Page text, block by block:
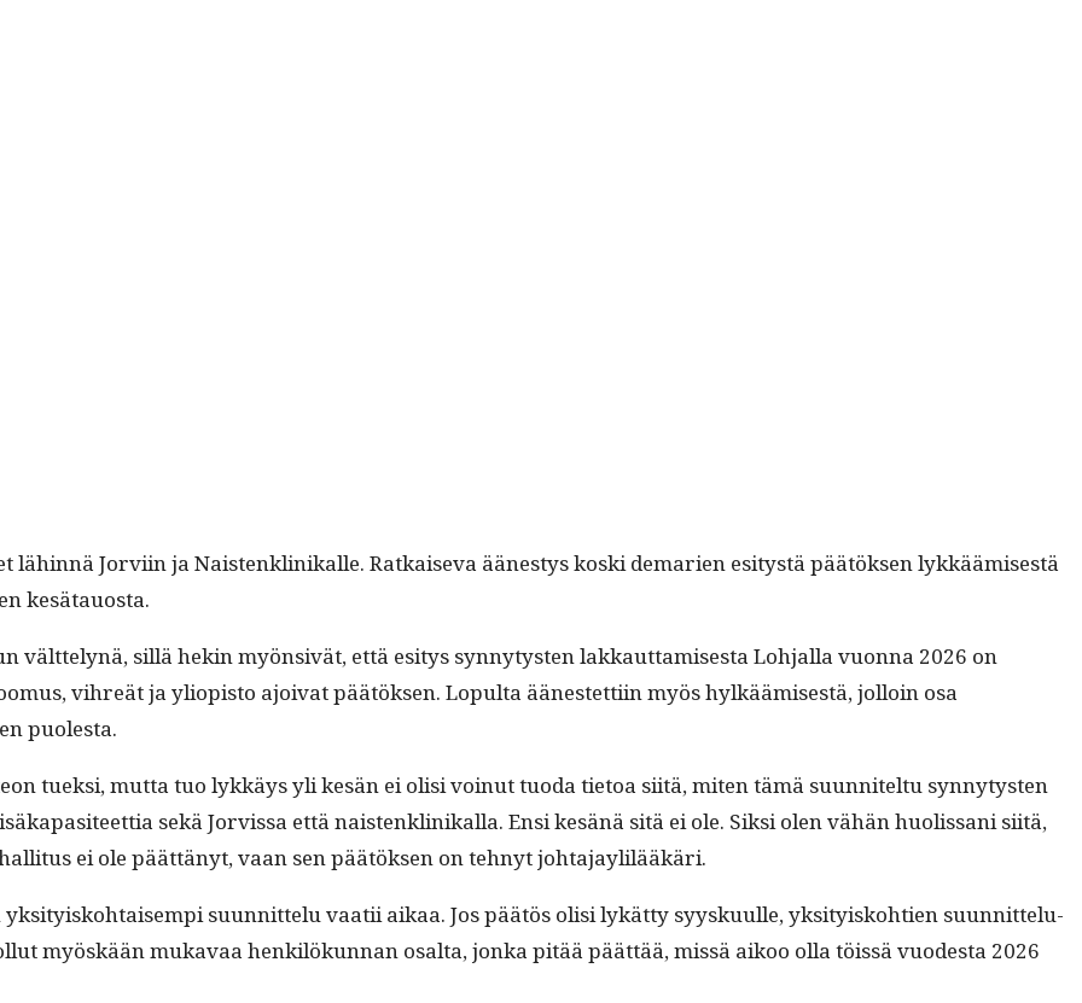
Jorvi­in ja Nais­ten­klinikalle. Ratkai­se­va äänestys kos­ki demarien esi­tys­tä päätök­sen lykkäämis­es­tä
kesätauosta.
vält­te­lynä, sil­lä hekin myön­sivät, että esi­tys syn­ny­tys­ten lakkaut­tamis­es­ta Loh­jal­la vuon­na 2026 on
vihreät ja yliopis­to ajoi­vat päätök­sen. Lop­ul­ta äänestet­ti­in myös hylkäämis­es­tä, jol­loin osa
puolesta.
tuek­si, mut­ta tuo lykkäys yli kesän ei olisi voin­ut tuo­da tietoa siitä, miten tämä suun­nitel­tu syn­ny­tys­ten
sekä Jorvis­sa että nais­ten­klinikalla. Ensi kesänä sitä ei ole. Sik­si olen vähän huolis­sani siitä,
ei ole päät­tänyt, vaan sen päätök­sen on tehnyt johtajaylilääkäri.
suun­nit­telu vaatii aikaa. Jos päätös olisi lykät­ty syysku­ulle, yksi­tyisko­h­tien suun­nit­telu­
myöskään mukavaa henkilökun­nan osalta, jon­ka pitää päät­tää, mis­sä aikoo olla töis­sä vuodes­ta 2026